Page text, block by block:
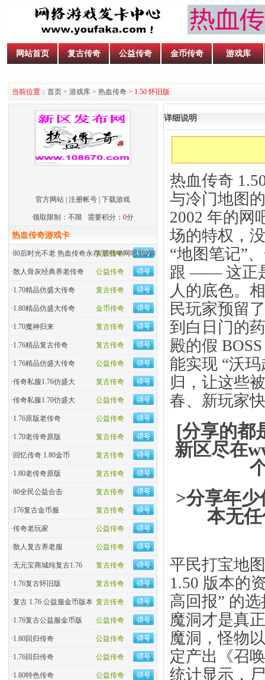
网站首页 复古传奇 公益传奇 金币传奇 游戏库
当前位置： 首页 > 游戏库 > 热血传奇 > 1.50 怀旧版
官方网站 注册帐号 下载游戏
领取限制：不限 需要积分： 0分
热血传奇游戏卡
复古传奇
·80后时光不老 热血传奇永存 那些年网吧里的呐喊
公益传奇
·散人骨灰经典养老传奇
复古传奇
·1.70精品仿盛大传奇
金币传奇
·1.80精品仿盛大传奇
复古传奇
·1.70魔神归来
复古传奇
·1.76精品复古传奇
公益传奇
·1.76精品仿盛大传奇
复古传奇
·传奇私服1.76仿盛大
公益传奇
·传奇私服1.70仿盛大
公益传奇
·1.76原版老传奇
复古传奇
·1.70老传奇原版
复古传奇
· 回忆传奇 1.80金币
复古传奇
·1.80老传奇原版
复古传奇
·80全民公益合击
复古传奇
·176复古金币服
公益传奇
·传奇老玩家
公益传奇
·散人复古养老服
复古传奇
·无元宝商城纯复古1.76
复古传奇
·1.76复古怀旧版
复古传奇
·复古 1.76 公益服金币版本
公益传奇
·1.76复古公益服金币版
公益传奇
·1.80回归传奇
公益传奇
·1.76回归传奇
公益传奇
·1.80特色传奇
详细说明
热血传奇
与冷门地图
2002 年的网
场的特权，
“地图笔记”
跟 —— 这正
人的底色。
民玩家预留
到白日门的
殿的假
能实现 “沃
归，让这些
春、新玩家
[分享的都
新区尽在
>分享年
本无
平民打宝地
1.50 版本的
高回报” 的
魔洞才是真
魔洞，怪物
定产出《召
统计显示，